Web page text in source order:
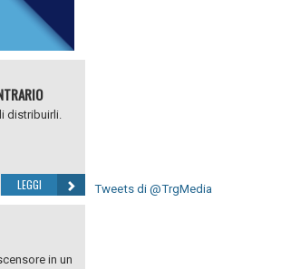
distribuirli.
LEGGI
in un
Tweets di @TrgMedia